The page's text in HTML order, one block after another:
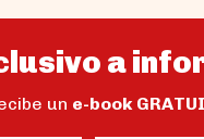
a
un e-book